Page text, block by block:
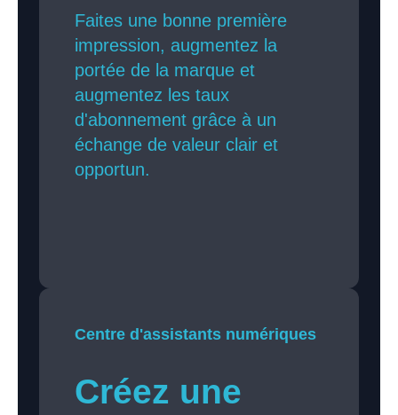
Faites une bonne première
impression, augmentez la
portée de la marque et
augmentez les taux
d'abonnement grâce à un
échange de valeur clair et
opportun.
Centre d'assistants numériques
Créez une